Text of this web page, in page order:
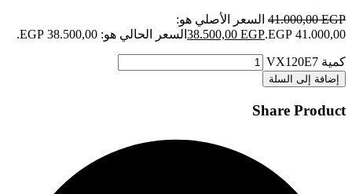
41.000,00EGP
السعر الأصلي هو:
41.000,00 EGP.
38.500,00 EGP السعر الحالي هو: 38.500,00 EGP.
كمية VX120E7
إضافة إلى السلة
Share Product